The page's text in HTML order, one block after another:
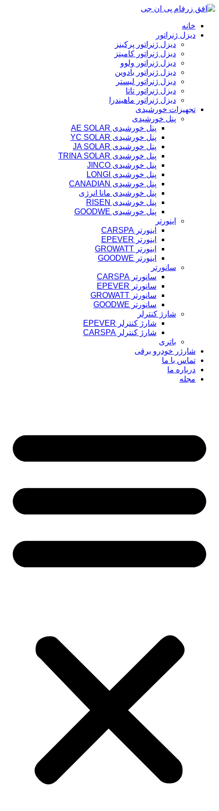
پرش
محتوا
خانه
دیزل ژنراتور
دیزل ژنراتور پرکینز
دیزل ژنراتور کامینز
دیزل ژنراتور ولوو
دیزل ژنراتور بادوین
دیزل ژنراتور لیستر
دیزل ژنراتور تاتا
دیزل ژنراتور ماهیندرا
تجهیزات خورشیدی
پنل خورشیدی
پنل خورشیدی AE SOLAR
پنل خورشیدی YC SOLAR
پنل خورشیدی JA SOLAR
پنل خورشیدی TRINA SOLAR
پنل خورشیدی JINCO
پنل خورشیدی LONGI
پنل خورشیدی CANADIAN
پنل خورشیدی مانا انرژی
پنل خورشیدی RISEN
پنل خورشیدی GOODWE
اینورتر
اینورتر CARSPA
اینورتر EPEVER
اینورتر GROWATT
اینورتر GOODWE
سانورتر
سانورتر CARSPA
سانورتر EPEVER
سانورتر GROWATT
سانورتر GOODWE
شارژ کنترلر
شارژ کنترلر EPEVER
شارژ کنترلر CARSPA
باتری
شارژر خودرو برقی
تماس با ما
درباره ما
مجله